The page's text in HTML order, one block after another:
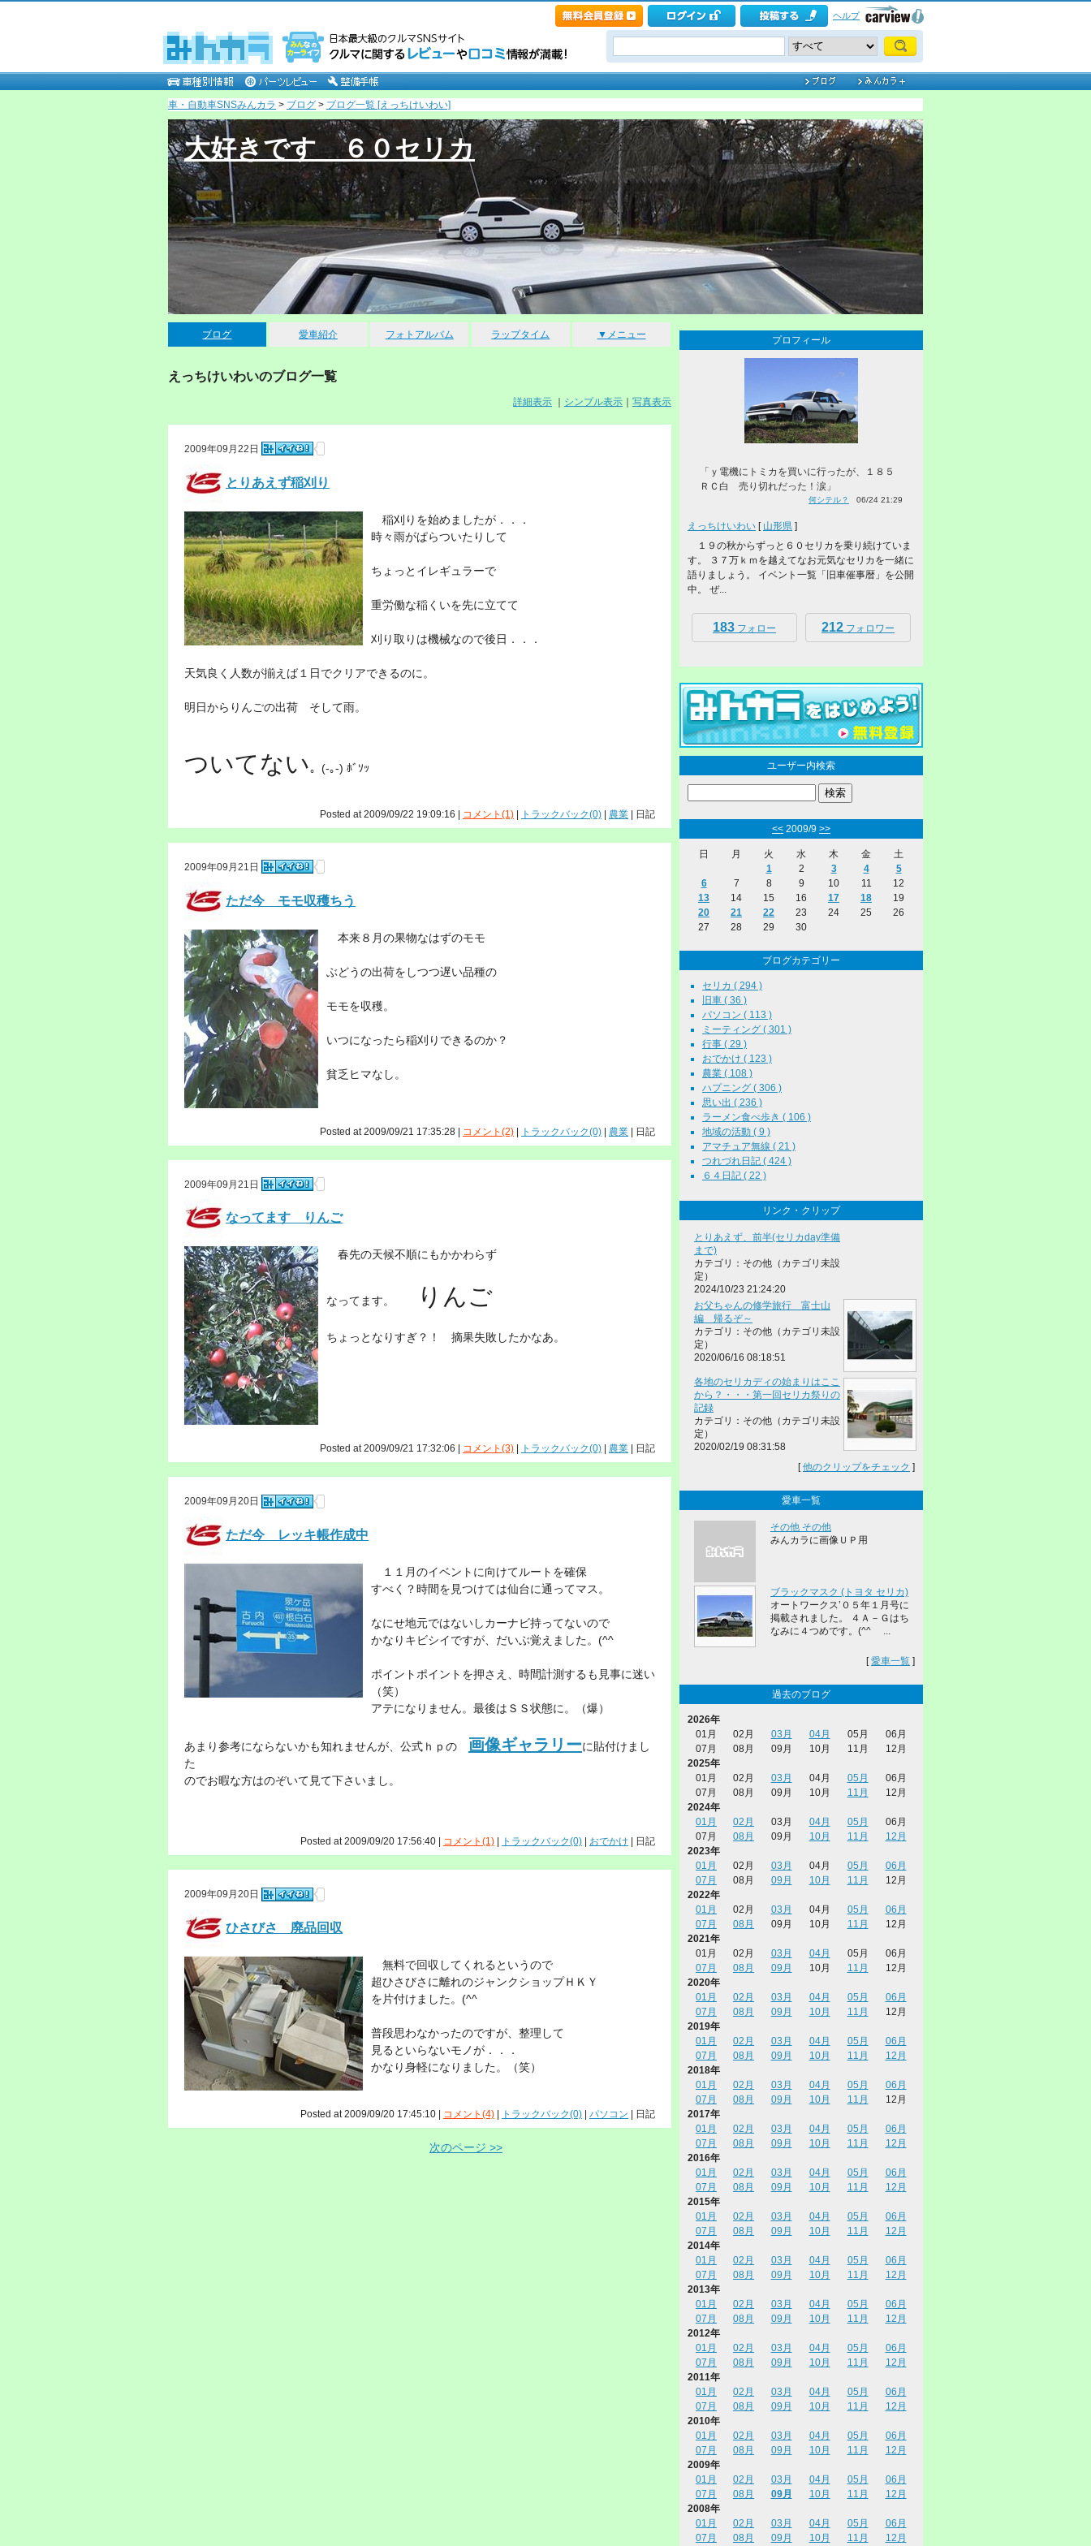
ヘルプ
車・自動車SNSみんカラ > ブログ > ブログ一覧 [えっちけいわい]
大好きです ６０セリカ
ブログ 愛車紹介 フォトアルバム ラップタイム ▼メニュー
えっちけいわいのブログ一覧
詳細表示 シンプル表示 写真表示
2009年09月22日
とりあえず稲刈り
稲刈りを始めましたが．．．
時々雨がぱらついたりして
ちょっとイレギュラーで
重労働な稲くいを先に立てて
刈り取りは機械なので後日．．．
天気良く人数が揃えば１日でクリアできるのに。
明日からりんごの出荷 そして雨。
ついてない。(-｡-) ﾎﾞｿｯ
Posted at 2009/09/22 19:09:16 | コメント(1) | トラックバック(0) | 農業 | 日記
2009年09月21日
ただ今 モモ収穫ちう
本来８月の果物なはずのモモ
ぶどうの出荷をしつつ遅い品種の
モモを収穫。
いつになったら稲刈りできるのか？
貧乏ヒマなし。
Posted at 2009/09/21 17:35:28 | コメント(2) | トラックバック(0) | 農業 | 日記
2009年09月21日
なってます りんご
春先の天候不順にもかかわらず
なってます。 りんご
ちょっとなりすぎ？！ 摘果失敗したかなあ。
Posted at 2009/09/21 17:32:06 | コメント(3) トラックバック(0) 農業 | 日記
2009年09月20日
ただ今 レッキ帳作成中
１１月のイベントに向けてルートを確保
すべく？時間を見つけては仙台に通ってマス。
なにせ地元ではないしカーナビ持ってないので
かなりキビシイですが、だいぶ覚えました。(^^ゞ
ポイントポイントを押さえ、時間計測するも見事に迷い
（笑）
アテになりません。最後はＳＳ状態に。（爆）
あまり参考にならないかも知れませんが、公式ｈｐの 画像ギャラリーに貼付けまし
た
のでお暇な方はのぞいて見て下さいまし。
Posted at 2009/09/20 17:56:40 | コメント(1) トラックバック(0) おでかけ | 日記
2009年09月20日
ひさびさ 廃品回収
無料で回収してくれるというので
超ひさびさに離れのジャンクショップＨＫＹ
を片付けました。(^^ゞ
普段思わなかったのですが、整理して
見るといらないモノが．．．
かなり身軽になりました。（笑）
Posted at 2009/09/20 17:45:10 | コメント(4) トラックバック(0) パソコン | 日記
次のページ >>
プロフィール
「ｙ電機にトミカを買いに行ったが、１８５
ＲＣ白 売り切れだった！涙」
何シテル？ 06/24 21:29
えっちけいわい [ 山形県 ]
１９の秋からずっと６０セリカを乗り続けていま
す。 ３７万ｋｍを越えてなお元気なセリカを一緒に
語りましょう。 イベント一覧「旧車催事暦」を公開
中。 ぜ...
183 フォロー 212 フォロワー
ユーザー内検索
<< 2009/9 >>
日 月 火 水 木 金
土
1
2 3 4
5
6
7 8 9 10 11
12
13
14 15 16 17 18
19
20
21 22 23 24 25
26
27
28 29 30
ブログカテゴリー
セリカ ( 294 )
旧車 ( 36 )
パソコン ( 113 )
ミーティング ( 301 )
行事 ( 29 )
おでかけ ( 123 )
農業 ( 108 )
ハプニング ( 306 )
思い出 ( 236 )
ラーメン食べ歩き ( 106 )
地域の活動 ( 9 )
アマチュア無線 ( 21 )
つれづれ日記 ( 424 )
６４日記 ( 22 )
リンク・クリップ
とりあえず、前半(セリカday準備
まで)
カテゴリ：その他（カテゴリ未設
定）
2024/10/23 21:24:20
お父ちゃんの修学旅行 富士山
編 帰るぞ～
カテゴリ：その他（カテゴリ未設
定）
2020/06/16 08:18:51
各地のセリカディの始まりはここ
から？・・・第一回セリカ祭りの
記録
カテゴリ：その他（カテゴリ未設
定）
2020/02/19 08:31:58
[他のクリップをチェック ]
愛車一覧
その他 その他
みんカラに画像ＵＰ用
ブラックマスク (トヨタ セリカ)
オートワークス’０５年１月号に
掲載されました。 ４Ａ－Ｇはち
なみに４つめです。(^^ゞ ...
[愛車一覧 ]
過去のブログ
2026年
01月
02月 03月 04月 05月
06月
07月
08月 09月 10月 11月
12月
2025年
01月
02月 03月 04月 05月
06月
07月
08月 09月 10月 11月
12月
2024年
01月
02月 03月 04月 05月
06月
07月
08月 09月 10月 11月
12月
2023年
01月
02月 03月 04月 05月
06月
07月
08月 09月 10月 11月
12月
2022年
01月
02月 03月 04月 05月
06月
07月
08月 09月 10月 11月
12月
2021年
01月
02月 03月 04月 05月
06月
07月
08月 09月 10月 11月
12月
2020年
01月
02月 03月 04月 05月
06月
07月
08月 09月 10月 11月
12月
2019年
01月
02月 03月 04月 05月
06月
07月
08月 09月 10月 11月
12月
2018年
01月
02月 03月 04月 05月
06月
07月
08月 09月 10月 11月
12月
2017年
01月
02月 03月 04月 05月
06月
07月
08月 09月 10月 11月
12月
2016年
01月
02月 03月 04月 05月
06月
07月
08月 09月 10月 11月
12月
2015年
01月
02月 03月 04月 05月
06月
07月
08月 09月 10月 11月
12月
2014年
01月
02月 03月 04月 05月
06月
07月
08月 09月 10月 11月
12月
2013年
01月
02月 03月 04月 05月
06月
07月
08月 09月 10月 11月
12月
2012年
01月
02月 03月 04月 05月
06月
07月
08月 09月 10月 11月
12月
2011年
01月
02月 03月 04月 05月
06月
07月
08月 09月 10月 11月
12月
2010年
01月
02月 03月 04月 05月
06月
07月
08月 09月 10月 11月
12月
2009年
01月
02月 03月 04月 05月
06月
07月
08月 09月 10月 11月
12月
2008年
01月
02月 03月 04月 05月
06月
07月
08月 09月 10月 11月 12月